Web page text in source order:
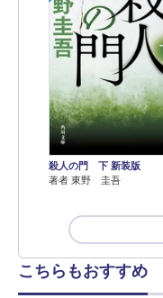
殺人の門 下 新装版
著者 東野 圭吾
こちらもおすすめ